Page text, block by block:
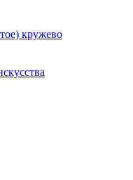
кружево